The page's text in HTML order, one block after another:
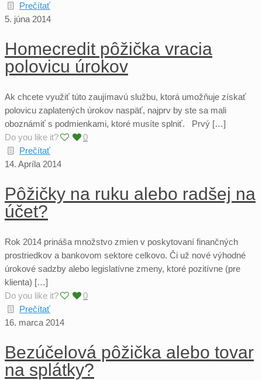
Prečítať
5. júna 2014
Homecredit pôžička vracia
polovicu úrokov
Ak chcete využiť túto zaujímavú službu, ktorá umožňuje získať
polovicu zaplatených úrokov naspäť, najprv by ste sa mali
oboznámiť s podmienkami, ktoré musíte splniť. Prvý […]
Do you like it?
0
Prečítať
14. Apríla 2014
Pôžičky na ruku alebo radšej na
účet?
Rok 2014 prináša množstvo zmien v poskytovaní finančných
prostriedkov a bankovom sektore celkovo. Či už nové výhodné
úrokové sadzby alebo legislatívne zmeny, ktoré pozitívne (pre
klienta) […]
Do you like it?
0
Prečítať
16. marca 2014
Bezúčelová pôžička alebo tovar
na splátky?